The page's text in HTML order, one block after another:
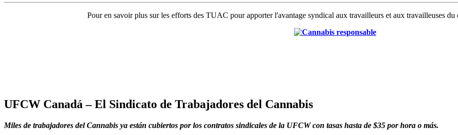
Pour en savoir plus sur les efforts des TUAC pour apporter l'avantage syndical aux travailleurs et aux travailleuses du
UFCW Canadá – El Sindicato de Trabajadores del Cannabis
Miles de trabajadores del Cannabis ya están cubiertos por los contratos sindicales de la UFCW con tasas hasta de $35 por hora o más.